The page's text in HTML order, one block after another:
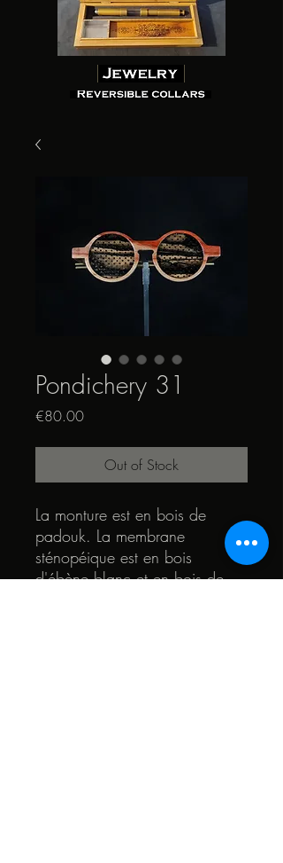
Pondichery 31
€80.00Price
Out of Stock
La monture est en bois de
padouk. La membrane
sténopéique est en bois
d'ébène blanc et en bois de